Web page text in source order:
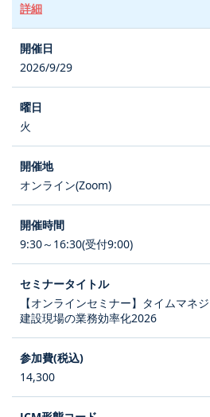
詳細
2026/9/29
火
オンライン(Zoom)
9:30～16:30(受付9:00)
【オンラインセミナー】タイムマネ
建設現場の業務効率化2026
14,300